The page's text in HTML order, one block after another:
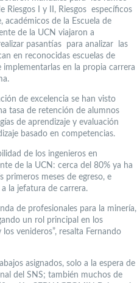
Riesgos I y II, Riesgos específicos
académicos de la Escuela de
de la UCN viajaron a
pasantías para analizar las
en reconocidas escuelas de
en la propia carrera
de excelencia se han visto
tasa de retención de alumnos
de aprendizaje y evaluación
basado en competencias.
de los ingenieros en
de la UCN: cerca del 80% ya ha
meses de egreso, e
la jefatura de carrera.
de profesionales para la minería,
un rol principal en los
venideros”, resalta Fernando
asignados, solo a la espera de
del SNS; también muchos de